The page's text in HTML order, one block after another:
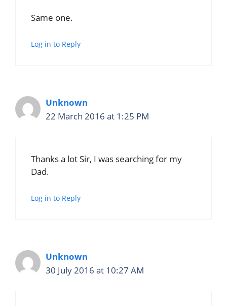
Same one.
Log in to Reply
Unknown
22 March 2016 at 1:25 PM
Thanks a lot Sir, I was searching for my
Dad.
Log in to Reply
Unknown
30 July 2016 at 10:27 AM